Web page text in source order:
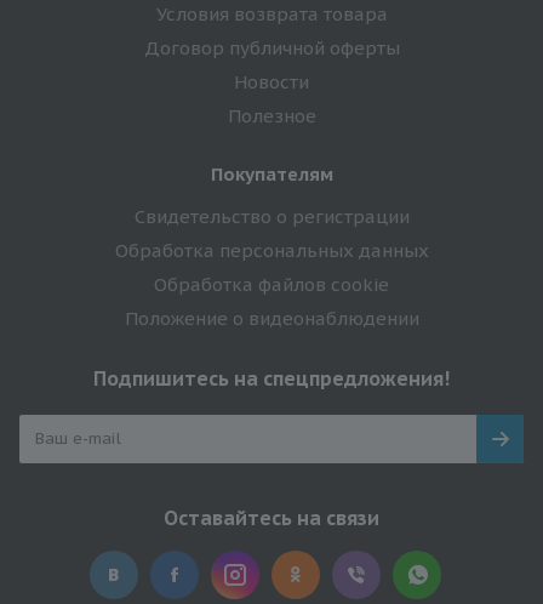
Условия возврата товара
Договор публичной оферты
Новости
Полезное
Покупателям
Свидетельство о регистрации
Обработка персональных данных
Обработка файлов cookie
Положение о видеонаблюдении
Подпишитесь на спецпредложения!
Оставайтесь на связи